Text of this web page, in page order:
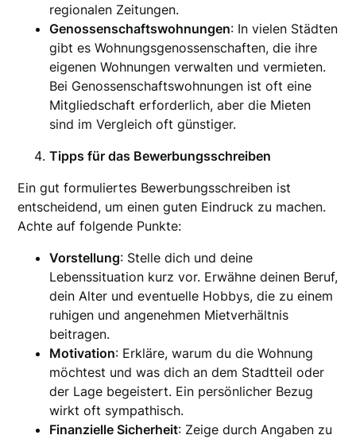
regionalen Zeitungen.
Genossenschaftswohnungen: In vielen Städten
gibt es Wohnungsgenossenschaften, die ihre
eigenen Wohnungen verwalten und vermieten.
Bei Genossenschaftswohnungen ist oft eine
Mitgliedschaft erforderlich, aber die Mieten
sind im Vergleich oft günstiger.
Tipps für das Bewerbungsschreiben
Ein gut formuliertes Bewerbungsschreiben ist
entscheidend, um einen guten Eindruck zu machen.
Achte auf folgende Punkte:
Vorstellung: Stelle dich und deine
Lebenssituation kurz vor. Erwähne deinen Beruf,
dein Alter und eventuelle Hobbys, die zu einem
ruhigen und angenehmen Mietverhältnis
beitragen.
Motivation: Erkläre, warum du die Wohnung
möchtest und was dich an dem Stadtteil oder
der Lage begeistert. Ein persönlicher Bezug
wirkt oft sympathisch.
Finanzielle Sicherheit: Zeige durch Angaben zu